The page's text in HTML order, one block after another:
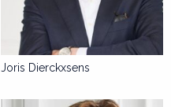
Joris Dierckxsens